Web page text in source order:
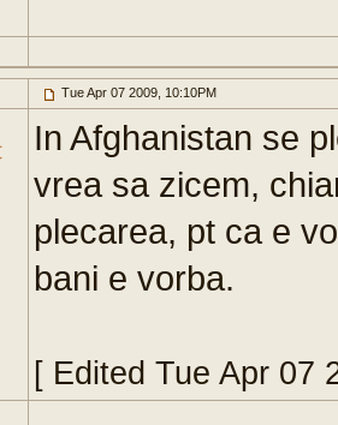
Tue Apr 07 2009, 10:10PM
In Afghanistan se
vrea sa zicem,
plecarea, pt ca e
bani e vorba.
[ Edited Tue Apr 07